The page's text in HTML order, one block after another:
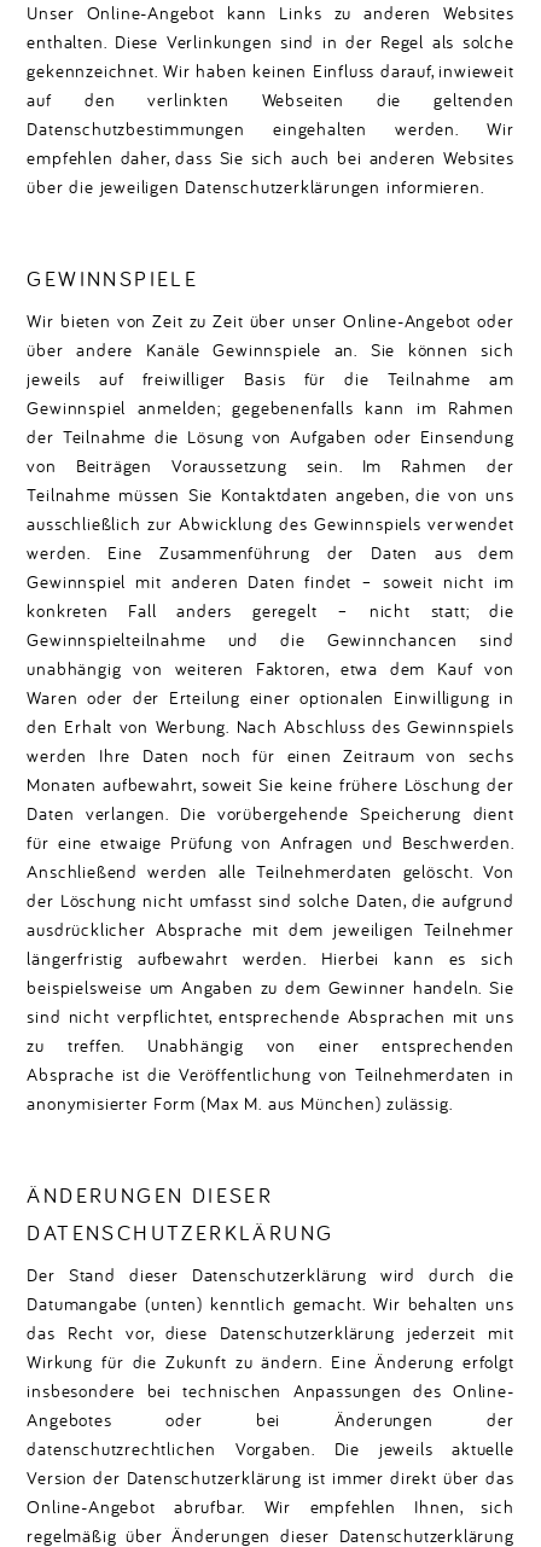
Unser Online-Angebot kann Links zu anderen Websites
enthalten. Diese Verlinkungen sind in der Regel als solche
gekennzeichnet. Wir haben keinen Einfluss darauf, inwieweit
auf den verlinkten Webseiten die geltenden
Datenschutzbestimmungen eingehalten werden. Wir
empfehlen daher, dass Sie sich auch bei anderen Websites
über die jeweiligen Datenschutzerklärungen informieren.
GEWINNSPIELE
Wir bieten von Zeit zu Zeit über unser Online-Angebot oder
über andere Kanäle Gewinnspiele an. Sie können sich
jeweils auf freiwilliger Basis für die Teilnahme am
Gewinnspiel anmelden; gegebenenfalls kann im Rahmen
der Teilnahme die Lösung von Aufgaben oder Einsendung
von Beiträgen Voraussetzung sein. Im Rahmen der
Teilnahme müssen Sie Kontaktdaten angeben, die von uns
ausschließlich zur Abwicklung des Gewinnspiels verwendet
werden. Eine Zusammenführung der Daten aus dem
Gewinnspiel mit anderen Daten findet – soweit nicht im
konkreten Fall anders geregelt – nicht statt; die
Gewinnspielteilnahme und die Gewinnchancen sind
unabhängig von weiteren Faktoren, etwa dem Kauf von
Waren oder der Erteilung einer optionalen Einwilligung in
den Erhalt von Werbung. Nach Abschluss des Gewinnspiels
werden Ihre Daten noch für einen Zeitraum von sechs
Monaten aufbewahrt, soweit Sie keine frühere Löschung der
Daten verlangen. Die vorübergehende Speicherung dient
für eine etwaige Prüfung von Anfragen und Beschwerden.
Anschließend werden alle Teilnehmerdaten gelöscht. Von
der Löschung nicht umfasst sind solche Daten, die aufgrund
ausdrücklicher Absprache mit dem jeweiligen Teilnehmer
längerfristig aufbewahrt werden. Hierbei kann es sich
beispielsweise um Angaben zu dem Gewinner handeln. Sie
sind nicht verpflichtet, entsprechende Absprachen mit uns
zu treffen. Unabhängig von einer entsprechenden
Absprache ist die Veröffentlichung von Teilnehmerdaten in
anonymisierter Form (Max M. aus München) zulässig.
ÄNDERUNGEN DIESER
DATENSCHUTZERKLÄRUNG
Der Stand dieser Datenschutzerklärung wird durch die
Datumangabe (unten) kenntlich gemacht. Wir behalten uns
das Recht vor, diese Datenschutzerklärung jederzeit mit
Wirkung für die Zukunft zu ändern. Eine Änderung erfolgt
insbesondere bei technischen Anpassungen des Online-
Angebotes oder bei Änderungen der
datenschutzrechtlichen Vorgaben. Die jeweils aktuelle
Version der Datenschutzerklärung ist immer direkt über das
Online-Angebot abrufbar. Wir empfehlen Ihnen, sich
regelmäßig über Änderungen dieser Datenschutzerklärung